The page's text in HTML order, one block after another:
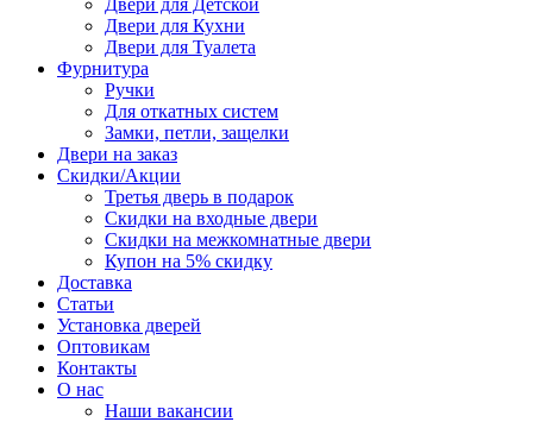
Двери для Детской
Двери для Кухни
Двери для Туалета
Фурнитура
Ручки
Для откатных систем
Замки, петли, защелки
Двери на заказ
Скидки/Акции
Третья дверь в подарок
Скидки на входные двери
Скидки на межкомнатные двери
Купон на 5% скидку
Доставка
Статьи
Установка дверей
Оптовикам
Контакты
О нас
Наши вакансии